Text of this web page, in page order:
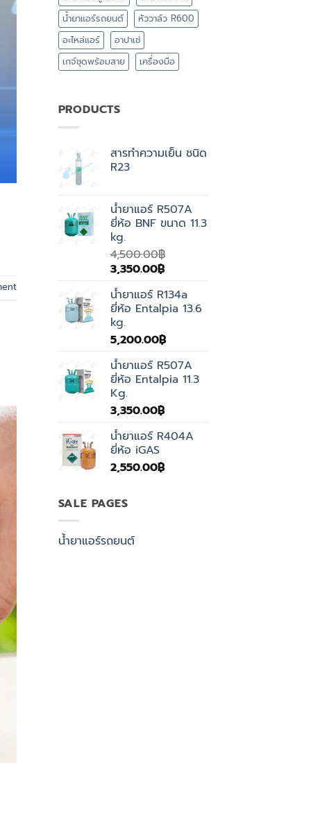
น้ำยาแอร์รถยนต์
หัววาล์ว R600
อะไหล่แอร์
อาปาเช่
เกจ์ชุดพร้อมสาย
เครื่องมือ
PRODUCTS
สารทำความเย็น ชนิด
R23
น้ำยาแอร์ R507A
ยี่ห้อ BNF ขนาด 11.3
kg.
4,500.00฿
Original
was:
4,500.00฿.
3,350.00฿Current
is:
3,350.00฿.
น้ำยาแอร์ R134a
ยี่ห้อ Entalpia 13.6
kg.
5,200.00฿
น้ำยาแอร์ R507A
ยี่ห้อ Entalpia 11.3
Kg.
3,350.00฿
น้ำยาแอร์ R404A
ยี่ห้อ iGAS
2,550.00฿
SALE PAGES
น้ำยาแอร์รถยนต์